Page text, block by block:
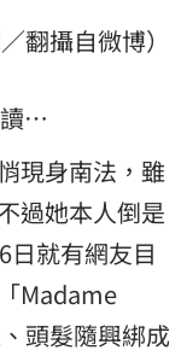
翻攝自微博）
讀…
現身南法，雖
過她本人倒是
日就有網友目
Madame
頭髮隨興綁成